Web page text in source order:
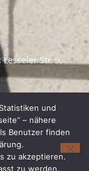
Str. 9,
21 49377
und
– nähere
Benutzer finden
zu akzeptieren.
zu werden.